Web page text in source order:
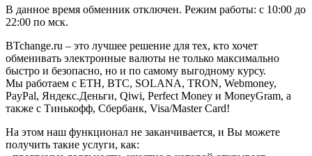
В данное время обменник отключен. Режим работы: с 10:00 до
22:00 по мск.
BTchange.ru – это лучшее решение для тех, кто хочет
обменивать электронные валюты не только максимально
быстро и безопасно, но и по самому выгодному курсу.
Мы работаем с ETH, BTC, SOLANA, TRON, Webmoney,
PayPal, Яндекс.Деньги, Qiwi, Perfect Money и MoneyGram, а
также с Тинькофф, Сбербанк, Visa/Master Card!
На этом наш функционал не заканчивается, и Вы можете
получить такие услуги, как: